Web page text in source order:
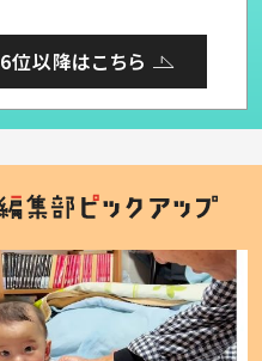
6位以降はこちら